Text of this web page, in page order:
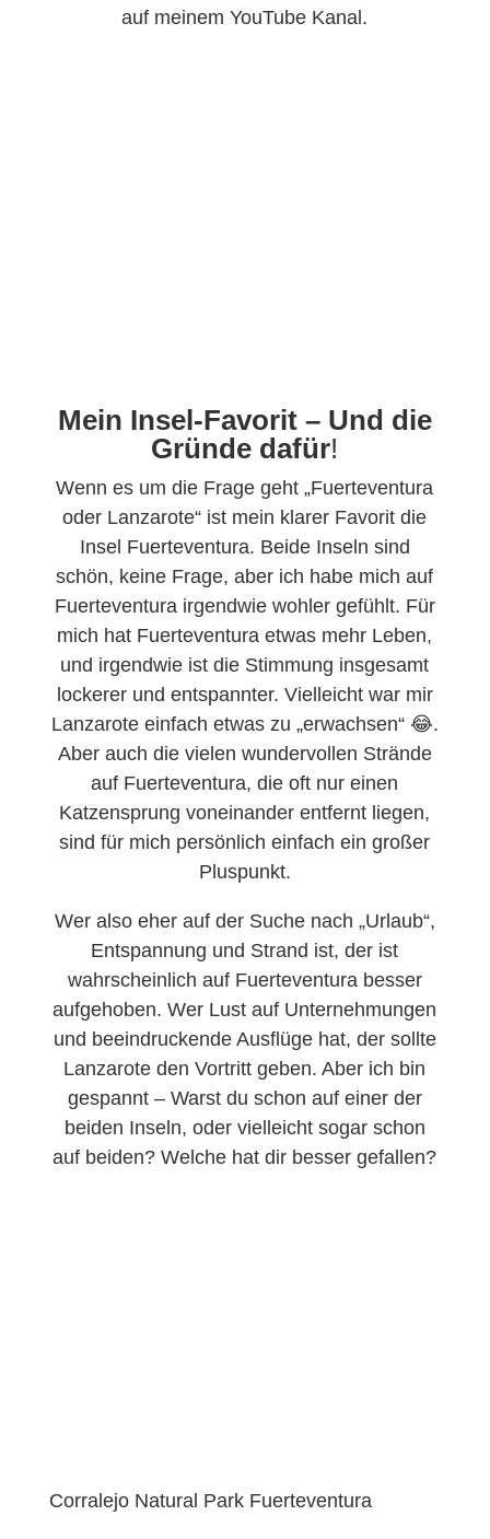
auf meinem YouTube Kanal.
Mein Insel-Favorit – Und die
Gründe dafür!
Wenn es um die Frage geht „Fuerteventura
oder Lanzarote“ ist mein klarer Favorit die
Insel Fuerteventura. Beide Inseln sind
schön, keine Frage, aber ich habe mich auf
Fuerteventura irgendwie wohler gefühlt. Für
mich hat Fuerteventura etwas mehr Leben,
und irgendwie ist die Stimmung insgesamt
lockerer und entspannter. Vielleicht war mir
Lanzarote einfach etwas zu „erwachsen“ 😂.
Aber auch die vielen wundervollen Strände
auf Fuerteventura, die oft nur einen
Katzensprung voneinander entfernt liegen,
sind für mich persönlich einfach ein großer
Pluspunkt.
Wer also eher auf der Suche nach „Urlaub“,
Entspannung und Strand ist, der ist
wahrscheinlich auf Fuerteventura besser
aufgehoben. Wer Lust auf Unternehmungen
und beeindruckende Ausflüge hat, der sollte
Lanzarote den Vortritt geben. Aber ich bin
gespannt – Warst du schon auf einer der
beiden Inseln, oder vielleicht sogar schon
auf beiden? Welche hat dir besser gefallen?
Corralejo Natural Park Fuerteventura